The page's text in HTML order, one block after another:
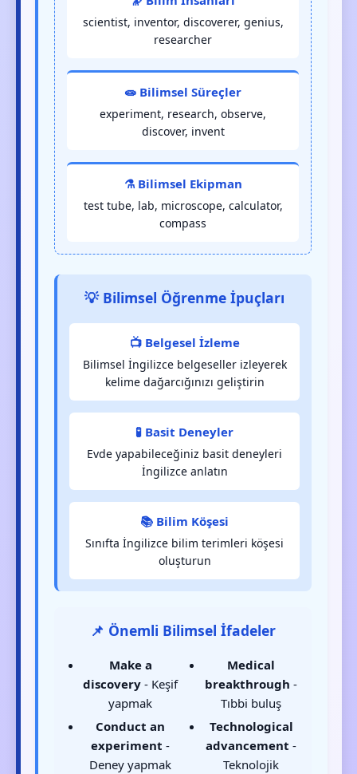
scientist, inventor, discoverer, genius,
researcher
🧫 Bilimsel Süreçler
experiment, research, observe,
discover, invent
⚗️ Bilimsel Ekipman
test tube, lab, microscope, calculator,
compass
💡 Bilimsel Öğrenme İpuçları
📺 Belgesel İzleme
Bilimsel İngilizce belgeseller izleyerek
kelime dağarcığınızı geliştirin
🧪 Basit Deneyler
Evde yapabileceğiniz basit deneyleri
İngilizce anlatın
📚 Bilim Köşesi
Sınıfta İngilizce bilim terimleri köşesi
oluşturun
📌 Önemli Bilimsel İfadeler
Make a
discovery - Keşif
yapmak
Conduct an
experiment -
Deney yapmak
Medical
breakthrough -
Tıbbi buluş
Technological
advancement -
Teknolojik